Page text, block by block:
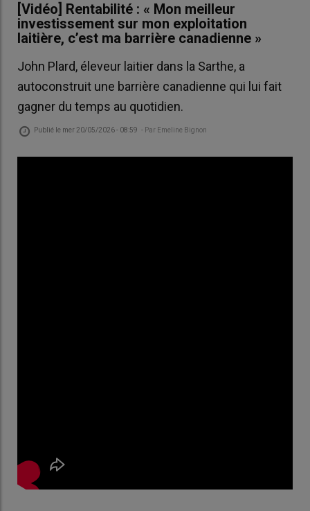
[Vidéo] Rentabilité : « Mon meilleur
investissement sur mon exploitation
laitière, c’est ma barrière canadienne »
John Plard, éleveur laitier dans la Sarthe, a
autoconstruit une barrière canadienne qui lui fait
gagner du temps au quotidien.
Publié le mer 20/05/2026 - 08:59 - Par Emeline Bignon